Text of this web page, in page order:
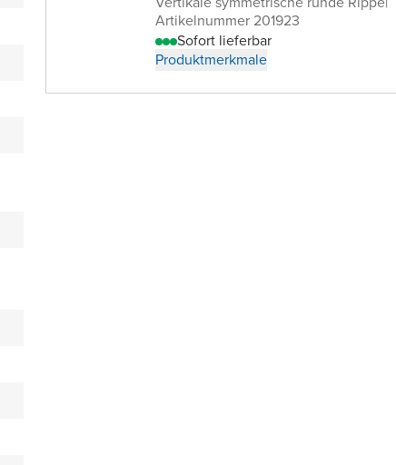
Artikelnummer 201923
Sofort lieferbar
Produktmerkmale